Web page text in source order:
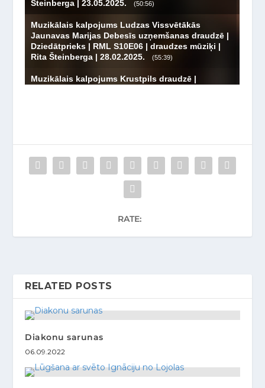
RATE:
RELATED POSTS
Diakonu sarunas
06.09.2022